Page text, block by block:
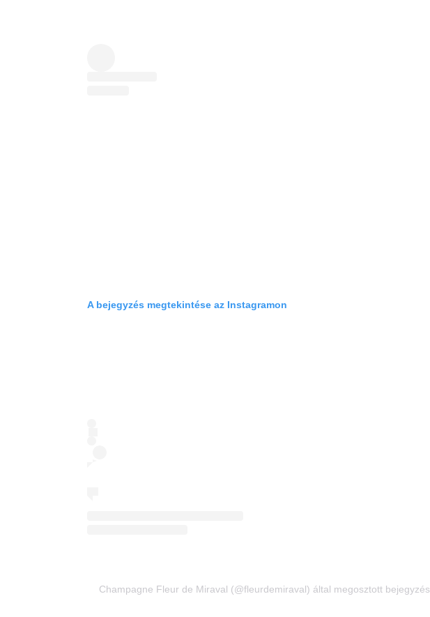
A bejegyzés megtekintése az Instagramon
Champagne Fleur de Miraval (@fleurdemiraval) által megosztott bejegyzés